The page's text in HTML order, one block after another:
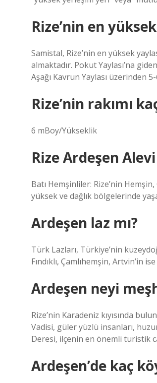
Rize’nin en
Samistal, Rize’nin en yüksek
almaktadır. Pokut Yaylası’na
Aşağı Kavrun Yaylası üzerinden
Rize’nin rakımı
6 mBoy/Yükseklik
Rize Ardeşen
Batı Hemşinliler: Rize’nin
yüksek ve dağlık bölgelerinde
Ardeşen laz mı?
Türk Lazları, Türkiye’nin
Fındıklı, Çamlıhemşin, Artvin’in
Ardeşen neyi
Rize’nin Karadeniz kıyısında
Vadisi, güler yüzlü insanları,
Deresi, ilçenin en önemli turistik
Ardeşen’de kaç